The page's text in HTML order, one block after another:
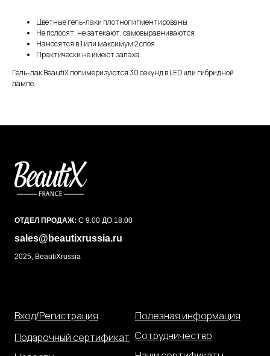
Цветные гель-лаки плотнопигментированы
Не полосят, не затекают, самовыравниваются
Наносятся в 1 или максимум 2 слоя
Практически не имеют запаха
Гель-лак BeautiX полимеризуются 30 секунд в LED или гибридной
лампе.
ОТДЕЛ ПРОДАЖ: С 9:00 ДО 18:00
sales@beautixrussia.ru
2025, BeautiXrussia
Вход/Регистрация
Подарочный сертификат
Полезная информация
Сотрудничество